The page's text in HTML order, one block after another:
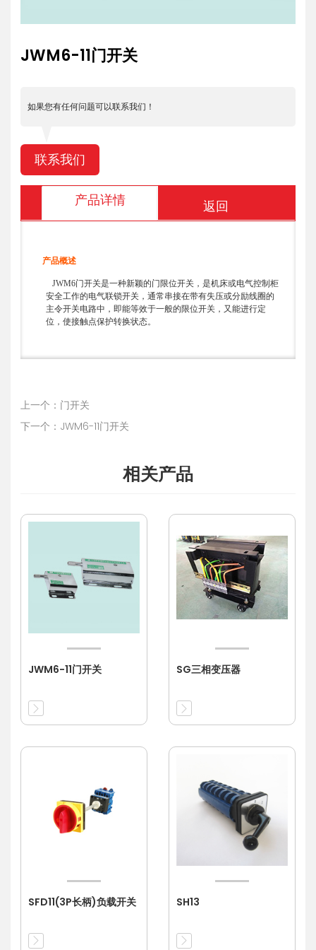
JWM6-11门开关
如果您有任何问题可以联系我们！
联系我们
产品详情 返回
产品概述
JWM6门开关是一种新颖的门限位开关，是机床或电气控制柜
安全工作的电气联锁开关，通常串接在带有失压或分励线圈的
主令开关电路中，即能等效于一般的限位开关，又能进行定
位，使接触点保护转换状态。
上一个：门开关
下一个：JWM6-11门开关
相关产品
JWM6-11门开关 SG三相变压器
SFD11(3P长柄)负载开关 SH13